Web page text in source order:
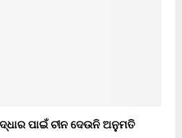
ପାଇଁ ଚୀନ ଦେଉନି ଅନୁମତି